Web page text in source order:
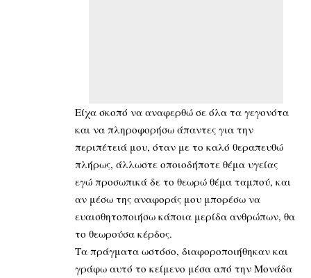
Είχα σκοπό να αναφερθώ σε όλα τα γεγονότα
και να πληροφορήσω άπαντες για την
περιπέτειά μου, όταν με το καλό θεραπευθώ
πλήρως, άλλωστε οποιοδήποτε θέμα υγείας
εγώ προσωπικά δε το θεωρώ θέμα ταμπού, και
αν μέσω της αναφοράς μου μπορέσω να
ευαισθητοποιήσω κάποια μερίδα ανθρώπων, θα
το θεωρούσα κέρδος.
Τα πράγματα ωστόσο, διαφοροποιήθηκαν και
γράφω αυτό το κείμενο μέσα από την Μονάδα